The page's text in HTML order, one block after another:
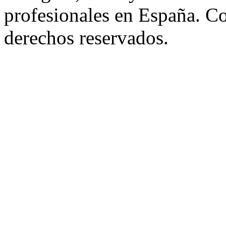
profesionales en España.
derechos reservados.